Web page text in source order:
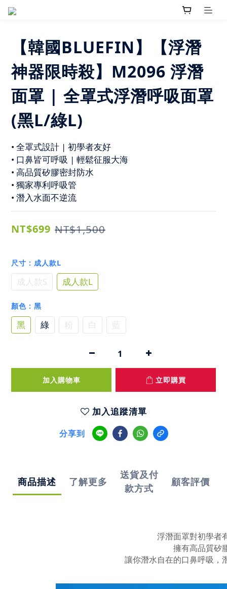
【韓國BLUEFIN】【浮潛
神器限時殺】M2096 浮潛
面罩 | 全罩式浮潛呼吸面罩
(黑L/綠L)
• 全罩式設計 | 初學者友好
• 口鼻皆可呼吸 | 輕鬆征服大海
• 高品質矽膠密封防水
• 獨家專利呼吸管
• 潛入水面不逆流
NT$699 NT$1,500
尺寸 : 成人款L
成人款S 成人款L
顏色 : 黑
黑 綠 粉 白 藍
加入購物車 立即購買
加入追蹤清單
分享到
商品描述 了解更多
送貨及付
款方式
顧客評價
浮潛面罩對初學者
擁有高品質矽
讓你潛水自在的口鼻呼吸，